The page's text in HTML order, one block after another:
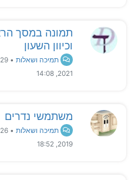
תמונה במסך
וכיוון השעון
תמיכה ושאלות •
2021, 14:08
משתמשי נדרים
תמיכה ושאלות •
2019, 18:52